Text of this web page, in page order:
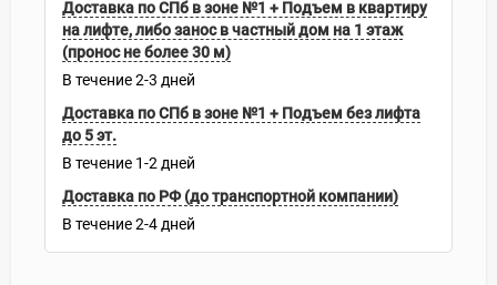
Доставка по СПб в зоне №1 + Подъем в квартиру
на лифте, либо занос в частный дом на 1 этаж
(пронос не более 30 м)
В течение2-3 дней
Доставка по СПб в зоне №1 + Подъем без лифта
до 5 эт.
В течение 1-2 дней
Доставка по РФ (до транспортной компании)
В течение2-4 дней